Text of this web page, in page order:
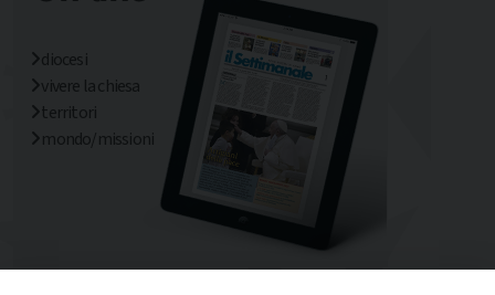
diocesi
vivere la chiesa
territori
mondo/missioni